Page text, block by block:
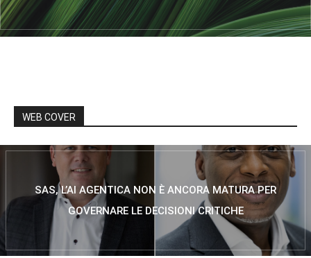
WEB COVER
SAS, L’AI AGENTICA NON È ANCORA MATURA PER
GOVERNARE LE DECISIONI CRITICHE